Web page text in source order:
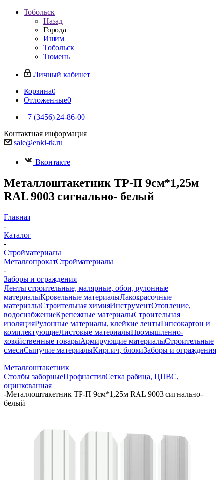
Тобольск
Назад
Города
Ишим
Тобольск
Тюмень
Личный кабинет
Корзина0
Отложенные0
+7 (3456) 24-86-00
Контактная информация
sale@enki-tk.ru
Вконтакте
Металлоштакетник ТР-П 9см*1,25м
RAL 9003 сигнально- белый
Главная
-
Каталог
-
Стройматериалы
МеталлопрокатСтройматериалы
-
Заборы и ограждения
Ленты строительные, малярные, обои, рулонные
материалыКровельные материалыЛакокрасочные
материалыСтроительная химияИнструментОтопление,
водоснабжениеКрепежные материалыСтроительная
изоляцияРулонные материалы, клейкие лентыГипсокартон и
комплектующиеЛистовые материалыПромышленно-
хозяйственные товарыАрмирующие материалыСтроительные
смесиСыпучие материалыКирпич, блокиЗаборы и ограждения
-
Металлоштакетник
Столбы заборныеПрофнастилСетка рабица, ЦПВС,
оцинкованная
-Металлоштакетник ТР-П 9см*1,25м RAL 9003 сигнально-
белый